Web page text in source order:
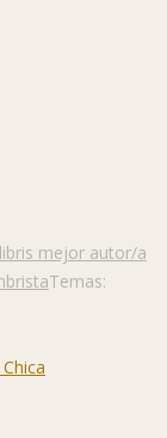
mejor autor/a
Temas: